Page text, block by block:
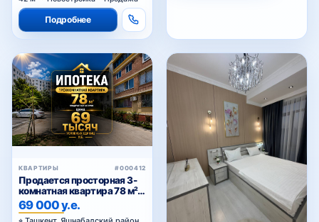
Подробнее
Продается просторная 3-
комнатная квартира 78 м² в
Тузеле-2, Яшнабадский
район — возможна покупка
в ипотеку
69 000 у.е.
Ташкент, Яшнабадский район